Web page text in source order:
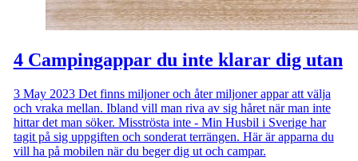
4 Campingappar du inte klarar dig utan
3 May 2023Det finns miljoner och åter miljoner appar att välja
och vraka mellan. Ibland vill man riva av sig håret när man inte
hittar det man söker. Misströsta inte - Min Husbil i Sverige har
tagit på sig uppgiften och sonderat terrängen. Här är apparna du
vill ha på mobilen när du beger dig ut och campar.